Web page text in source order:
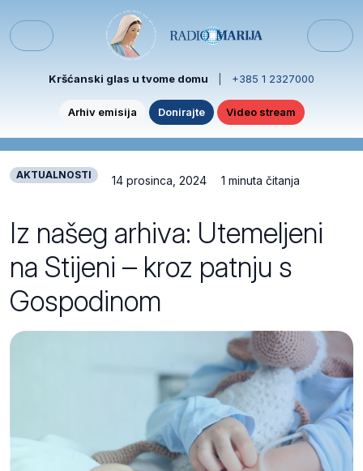
Menu
Kršćanski glas u tvome domu +385 1 2327000
Arhiv emisija Donirajte Video stream
AKTUALNOSTI 14 prosinca, 2024 1 minuta čitanja
Iz našeg arhiva: Utemeljeni
na Stijeni – kroz patnju s
Gospodinom